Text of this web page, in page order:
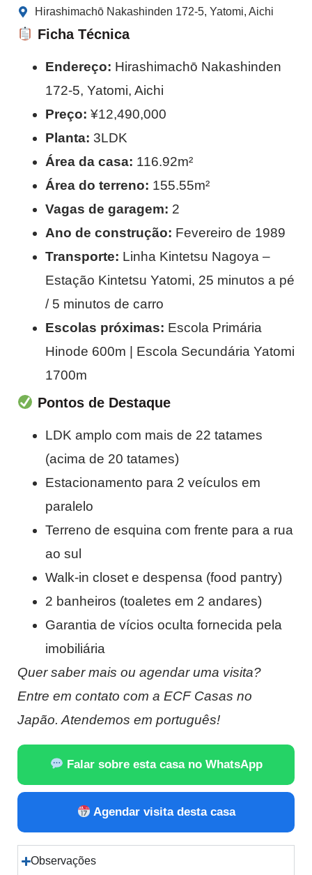
Hirashimachō Nakashinden 172-5, Yatomi, Aichi
Ficha Técnica
Endereço: Hirashimachō Nakashinden
172-5, Yatomi, Aichi
Preço: ¥12,490,000
Planta: 3LDK
Área da casa: 116.92m²
Área do terreno: 155.55m²
Vagas de garagem: 2
Ano de construção: Fevereiro de 1989
Transporte: Linha Kintetsu Nagoya –
Estação Kintetsu Yatomi, 25 minutos a pé
/ 5 minutos de carro
Escolas próximas: Escola Primária
Hinode 600m | Escola Secundária Yatomi
1700m
Pontos de Destaque
LDK amplo com mais de 22 tatames
(acima de 20 tatames)
Estacionamento para 2 veículos em
paralelo
Terreno de esquina com frente para a rua
ao sul
Walk-in closet e despensa (food pantry)
2 banheiros (toaletes em 2 andares)
Garantia de vícios oculta fornecida pela
imobiliária
Quer saber mais ou agendar uma visita?
Entre em contato com a ECF Casas no
Japão. Atendemos em português!
Falar sobre esta casa no WhatsApp
Agendar visita desta casa
Observações